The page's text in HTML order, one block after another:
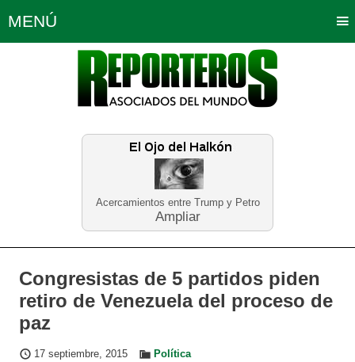
Acercamientos entre Trump y Petro
Ampliar
MENÚ
Política Opinión Bogotá
Planeta Tierra Deportes
Educación Neira
Congresistas de 5 partidos piden
retiro de Venezuela del proceso de
paz
17 septiembre, 2015 Política